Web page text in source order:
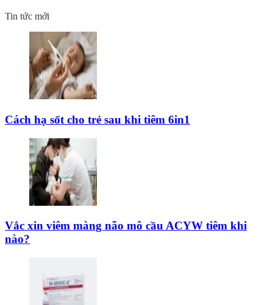
Tin tức mới
Cách hạ sốt cho trẻ sau khi tiêm 6in1
Vắc xin viêm màng não mô cầu ACYW tiêm khi
nào?